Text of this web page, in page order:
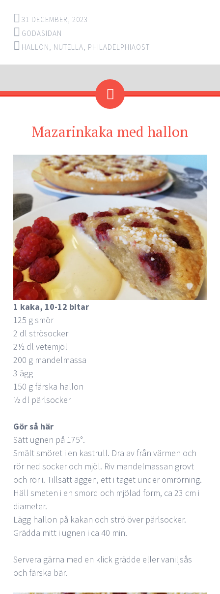
31 DECEMBER, 2023
GODASIDAN
HALLON
NUTELLA PHILADELPHIAOST
Mazarinkaka med hallon
1 kaka, 10-12 bitar
125 g smör
2 dl strösocker
2½ dl vetemjöl
200 g mandelmassa
3 ägg
150 g färska hallon
½ dl pärlsocker
Gör så här
Sätt ugnen på 175°.
Smält smöret i en kastrull. Dra av från värmen och
rör ned socker och mjöl. Riv mandelmassan grovt
och rör i. Tillsätt äggen, ett i taget under omrörning.
Häll smeten i en smord och mjölad form, ca 23 cm i
diameter.
Lägg hallon på kakan och strö över pärlsocker.
Grädda mitt i ugnen i ca 40 min.
Servera gärna med en klick grädde eller vaniljsås
och färska bär.